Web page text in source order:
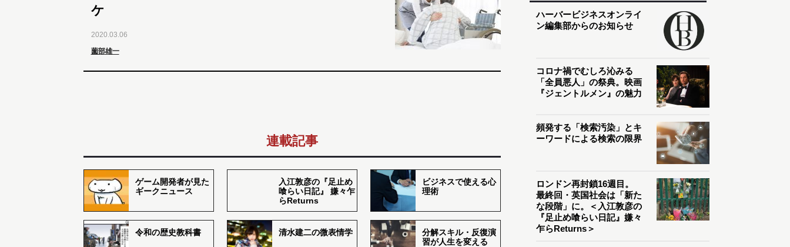
ケ
2020.03.06
薗部雄一
連載記事
ゲーム開発者が見た
ギークニュース
入江敦彦の『足止め
喰らい日記』 嫌々乍
らReturns
ビジネスで使える心
理術
令和の歴史教科書 清水建二の微表情学
分解スキル・反復演
習が人生を変える
ハーバービジネスオンライ
ン編集部からのお知らせ
コロナ禍でむしろ沁みる
「全員悪人」の祭典。映画
『ジェントルメン』の魅力
頻発する「検索汚染」とキ
ーワードによる検索の限界
ロンドン再封鎖16週目。
最終回・英国社会は「新た
な段階」に。＜入江敦彦の
『足止め喰らい日記』嫌々
乍らReturns＞